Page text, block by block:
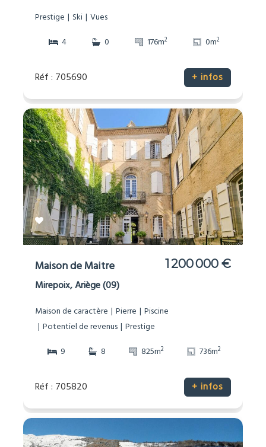
Prestige Ski Vues
4
0 176m2 0m2
Réf : 705690 + infos
Maison de Maitre 1 200 000 €
Mirepoix, Ariège (09)
Maison de caractère Pierre
Piscine
Potentiel de revenus Prestige
9
8 825m2 736m2
Réf : 705820 + infos